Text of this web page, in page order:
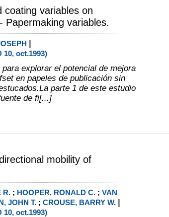
coating variables on
Papermaking variables.
|
10, oct.1993)
explorar el potencial de mejora
en papeles de publicación sin
parte 1 de este estudio
de fi[...]
mobility of
R. ; HOOPER, RONALD C. ;VAN
JOHN T. ;CROUSE, BARRY W. |
10, oct.1993)